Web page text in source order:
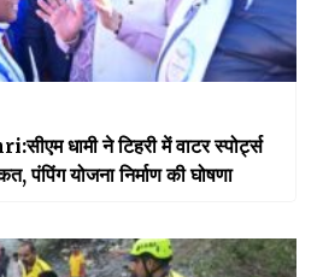
धामी ने टिहरी में वाटर स्पोर्ट्स
पंपिंग योजना निर्माण की घोषणा